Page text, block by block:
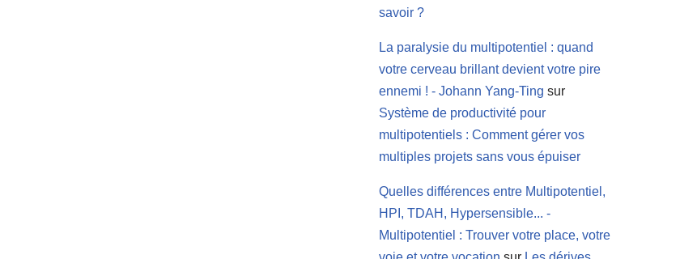
savoir ?
La paralysie du multipotentiel : quand
votre cerveau brillant devient votre pire
ennemi ! - Johann Yang-Ting sur
Système de productivité pour
multipotentiels : Comment gérer vos
multiples projets sans vous épuiser
Quelles différences entre Multipotentiel,
HPI, TDAH, Hypersensible... -
Multipotentiel : Trouver votre place, votre